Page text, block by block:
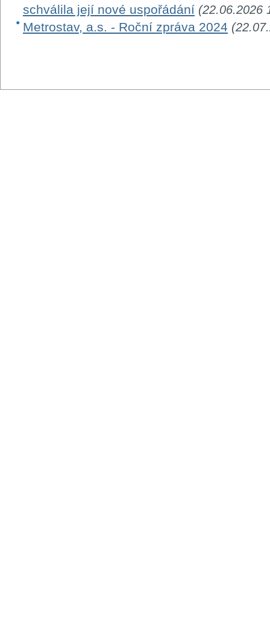
schválila její nové uspořádání (22.06.2026
Metrostav, a.s. - Roční zpráva 2024